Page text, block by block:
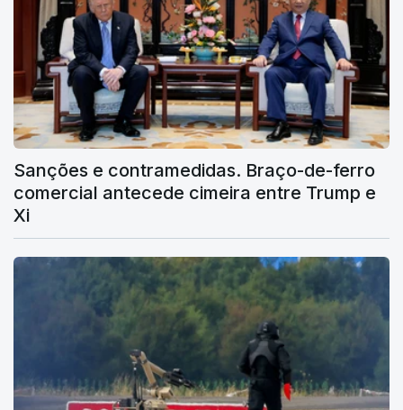
Sanções e contramedidas. Braço-de-ferro
comercial antecede cimeira entre Trump e
Xi